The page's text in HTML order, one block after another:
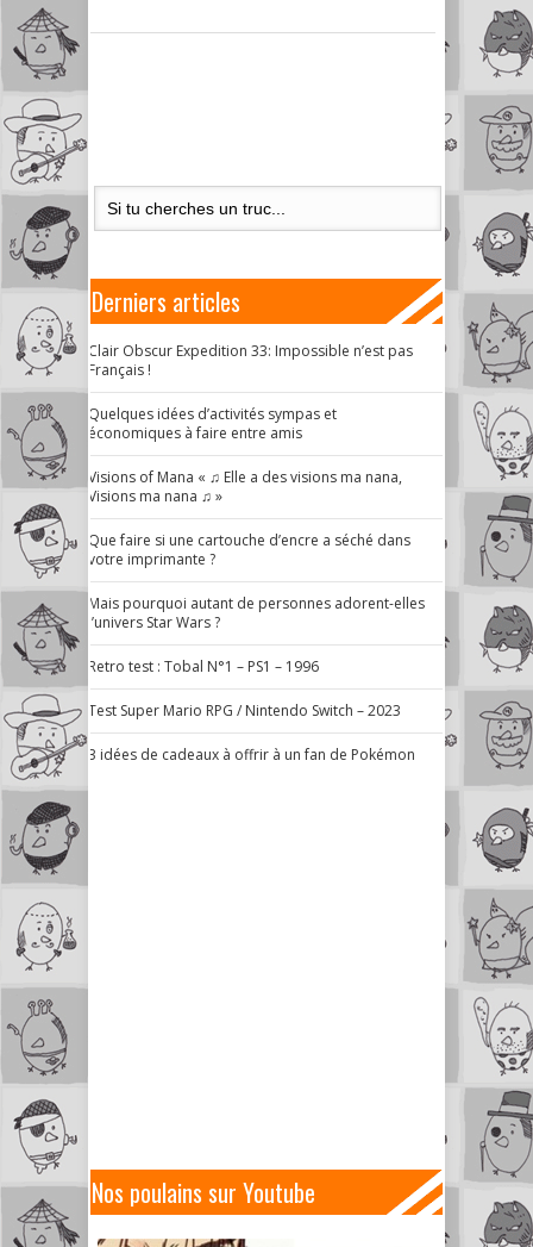
Derniers articles
Clair Obscur Expedition 33: Impossible n’est pas
Français !
Quelques idées d’activités sympas et
économiques à faire entre amis
Visions of Mana « ♫ Elle a des visions ma nana,
Visions ma nana ♫ »
Que faire si une cartouche d’encre a séché dans
votre imprimante ?
Mais pourquoi autant de personnes adorent-elles
l’univers Star Wars ?
Retro test : Tobal N°1 – PS1 – 1996
Test Super Mario RPG / Nintendo Switch – 2023
3 idées de cadeaux à offrir à un fan de Pokémon
Nos poulains sur Youtube